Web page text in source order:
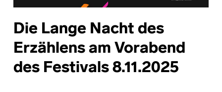
Die Lange Nacht des
Erzählens am Vorabend
des Festivals 8.11.2025